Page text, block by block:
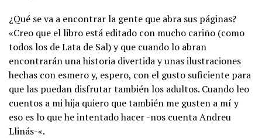
¿Qué se va a encontrar la gente que abra sus páginas?
«Creo que el libro está editado con mucho cariño (como
todos los de Lata de Sal) y que cuando lo abran
encontrarán una historia divertida y unas ilustraciones
hechas con esmero y, espero, con el gusto suficiente para
que las puedan disfrutar también los adultos. Cuando leo
cuentos a mi hija quiero que también me gusten a mí y
eso es lo que he intentado hacer -nos cuenta Andreu
Llinás-«.